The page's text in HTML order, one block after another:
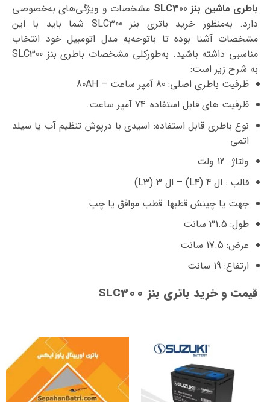
باطری ماشین بنز SLC300
مشخصات و ویژگی‌های به‌خصوصی
دارد. به‌منظور خرید باتری بنز SLC300 شما باید با این
مشخصات آشنا بوده تا با‌توجه‌به مدل اتومبیل خود انتخاب
مناسبی داشته باشید. به‌طورکلی مشخصات باطری بنز SLC300
به شرح زیر است:
ظرفیت باطری اصلی: 80 آمپر ساعت – 80AH
ظرفیت های قابل استفاده: 74 آمپر ساعت.
نوع باطری قابل استفاده: اسیدی با درپوش تنظیم آب یا سیلد
اتمی
ولتاژ : 12 ولت
قالب : ال 4 (L4) – ال 3 (L3)
جهت یا چینش قطبها: قطب موافق یا چپ
طول: 31.5 سانت
عرض: 17.5 سانت
ارتفاع: 19 سانت
قیمت و خرید باتری بنز SLC300